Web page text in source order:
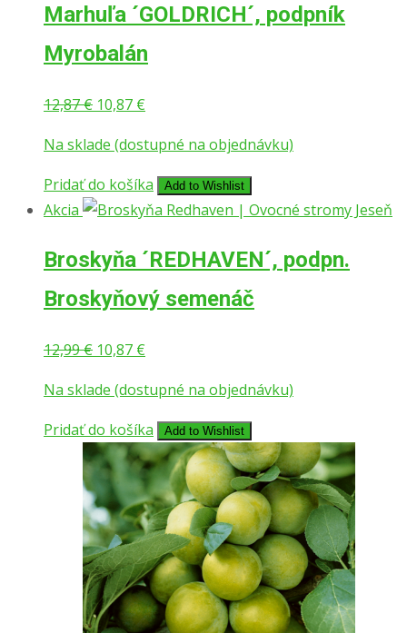
Marhuľa ´GOLDRICH´, podpník
Myrobalán
12,87€ 10,87 €
Na sklade (dostupné na objednávku)
Pridať do košíka
Add to Wishlist
Akcia
Broskyňa ´REDHAVEN´, podpn.
Broskyňový semenáč
12,99€ 10,87 €
Na sklade (dostupné na objednávku)
Pridať do košíka
Add to Wishlist